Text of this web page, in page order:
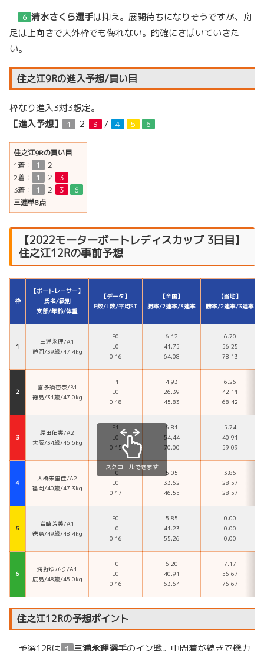
６ 清水さくら選手は抑え。展開待ちになりそうですが、舟
足は上向きで大外枠でも侮れない。的確にさばいていきた
い。
住之江9Rの進入予想/買い目
枠なり進入3対3想定。
［進入予想］
１ ２ ３ / ４ ５ ６
住之江9Rの買い目
1着：
１
２
2着：
１ ２
３
3着：
１ ２ ３
６
三連単8点
【2022モーターボートレディスカップ3日目】
住之江12Rの事前予想
枠
【ボートレーサー】
氏名/級別
支部/年齢/体重
【データ】
F数/L数/平均ST
【全国】
勝率/2連率/3連率
【当地】
勝率/2連率/3連率
１
三浦永理/A1
静岡/39歳/47.4kg
F0
L0
0.16
6.12
41.75
64.08
6.70
56.25
78.13
２
喜多須杏奈/B1
徳島/31歳/47.0kg
F1
L0
0.18
4.93
26.39
45.83
6.26
42.11
68.42
３
原田佑実/A2
大阪/34歳/46.5kg
F1
L0
0.15
6.81
54.44
70.00
5.74
40.91
59.09
４
大橋栄里佳/A2
福岡/40歳/47.3kg
F0
L0
0.17
5.05
33.62
46.55
3.86
28.57
28.57
５
岩崎芳美/A1
徳島/49歳/48.4kg
F0
L0
0.16
5.85
41.23
55.26
0.00
0.00
0.00
６
海野ゆかり/A1
広島/48歳/45.0kg
F0
L0
0.16
6.20
40.91
63.64
7.17
56.67
76.67
スクロールできます
住之江12Rの予想ポイント
予選12Rは １ 三浦永理選手のイン戦。中間着が続きで機力